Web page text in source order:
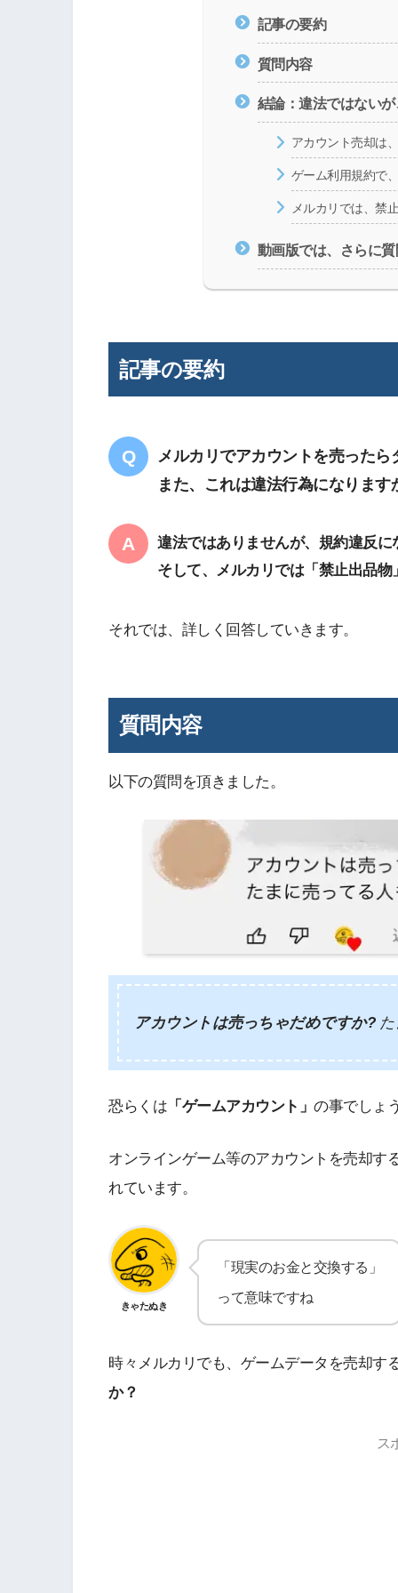
記事の要約
質問内容
結論：違法ではない
アカウント売却は
ゲーム利用規約で
メルカリでは、禁
動画版では、さらに
記事の要約
メルカリでアカウントを売ったら
また、これは違法行為になります
違法ではありませんが、規約違反
そして、メルカリでは「禁止出品
それでは、詳しく回答していきます。
質問内容
以下の質問を頂きました。
アカウントは売っちゃだめですか?た
恐らくは 「ゲームアカウント」 の事でしょ
オンラインゲーム等のアカウントを売却す
れています。
きゃたぬき
「現実のお金と交換する」
って意味ですね
時々メルカリでも、ゲームデータを売却す
か？
ス